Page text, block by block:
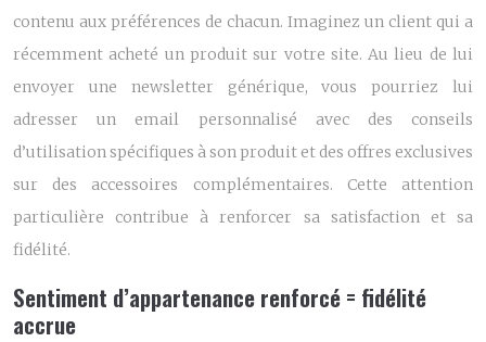
contenu aux préférences de chacun. Imaginez un client qui a
récemment acheté un produit sur votre site. Au lieu de lui
envoyer une newsletter générique, vous pourriez lui
adresser un email personnalisé avec des conseils
d’utilisation spécifiques à son produit et des offres exclusives
sur des accessoires complémentaires. Cette attention
particulière contribue à renforcer sa satisfaction et sa
fidélité.
Sentiment d’appartenance renforcé = fidélité
accrue